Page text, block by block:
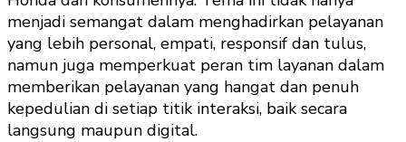
menjadi semangat dalam menghadirkan pelayanan
yang lebih personal, empati, responsif dan tulus,
namun juga memperkuat peran tim layanan dalam
memberikan pelayanan yang hangat dan penuh
kepedulian di setiap titik interaksi, baik secara
langsung maupun digital.